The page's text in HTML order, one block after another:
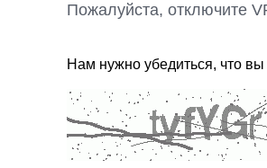
Пожалуйста, отключите
Нам нужно убедиться, что